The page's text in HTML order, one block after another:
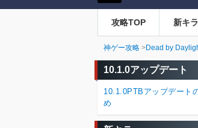
攻略TOP 新キ
神ゲー攻略 Dead by
10.1.0アップデート
10.1.0PTBアップデート
め